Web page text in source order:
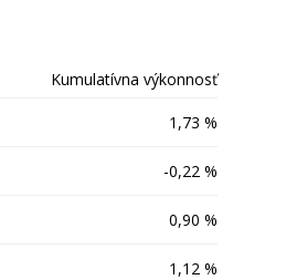
Kumulatívna výkonnosť
1,73 %
-0,22 %
0,90 %
1,12 %